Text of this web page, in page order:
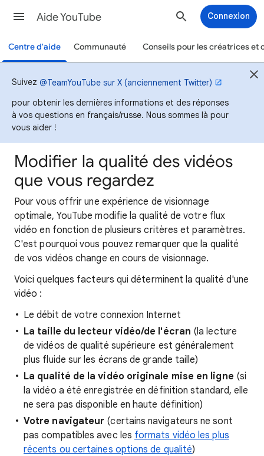
Aide YouTube Connexion
Centre d'aide Communauté Conseils pour les créatrices et
Suivez @TeamYouTube sur X (anciennement Twitter)
pour obtenir les dernières informations et des réponses
à vos questions en français/russe. Nous sommes là pour
vous aider !
Modifier la qualité des vidéos
que vous regardez
Pour vous offrir une expérience de visionnage
optimale, YouTube modifie la qualité de votre flux
vidéo en fonction de plusieurs critères et paramètres.
C'est pourquoi vous pouvez remarquer que la qualité
de vos vidéos change en cours de visionnage.
Voici quelques facteurs qui déterminent la qualité d'une
vidéo :
Le débit de votre connexion Internet
La taille du lecteur vidéo/de l'écran (la lecture
de vidéos de qualité supérieure est généralement
plus fluide sur les écrans de grande taille)
La qualité de la vidéo originale mise en ligne (si
la vidéo a été enregistrée en définition standard, elle
ne sera pas disponible en haute définition)
Votre navigateur (certains navigateurs ne sont
pas compatibles avec les formats vidéo les plus
récents ou certaines options de qualité)